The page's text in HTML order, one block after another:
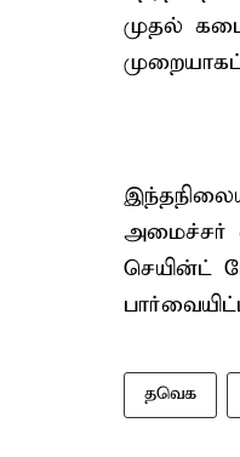
முதல்
அமைச்சர்
செயின்ட்
தவெக